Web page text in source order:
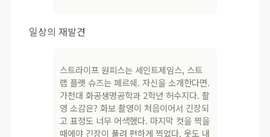
일상의 재발견
스트라이프 원피스는 세인트제임스, 스트
랩 플랫 슈즈는 페르쉐. 자신을 소개한다면.
가천대 화공생명공학과 2학년 허수지다. 촬
영 소감은? 화보 촬영이 처음이어서 긴장되
고 표정도 너무 어색했다. 마지막 컷을 찍을
때에야 긴장이 풀려 편하게 찍었다. 옷도 내